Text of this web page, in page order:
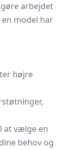
arbejdet
model har
højre
at vælge en
behov og